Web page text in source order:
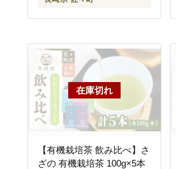
【有機栽培茶 飲み比べ】さ
ざの 有機栽培茶 100g×5本